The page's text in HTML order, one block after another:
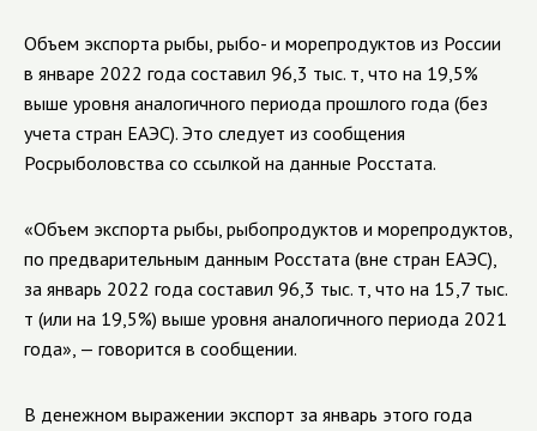
Объем экспорта рыбы, рыбо- и морепродуктов из России
в январе 2022 года составил 96,3 тыс. т, что на 19,5%
выше уровня аналогичного периода прошлого года (без
учета стран ЕАЭС). Это следует из сообщения
Росрыболовства со ссылкой на данные Росстата.
«Объем экспорта рыбы, рыбопродуктов и морепродуктов,
по предварительным данным Росстата (вне стран ЕАЭС),
за январь 2022 года составил 96,3 тыс. т, что на 15,7 тыс.
т (или на 19,5%) выше уровня аналогичного периода 2021
года», — говорится в сообщении.
В денежном выражении экспорт за январь этого года